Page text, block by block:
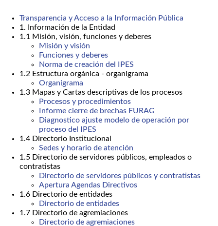
Transparencia y Acceso a la Información Pública
1. Información de la Entidad
1.1 Misión, visión, funciones y deberes
Misión y visión
Funciones y deberes
Norma de creación del IPES
1.2 Estructura orgánica - organigrama
Organigrama
1.3 Mapas y Cartas descriptivas de los procesos
Procesos y procedimientos
Informe cierre de brechas FURAG
Diagnostico ajuste modelo de operación por
proceso del IPES
1.4 Directorio Institucional
Sedes y horario de atención
1.5 Directorio de servidores públicos, empleados o
contratistas
Directorio de servidores públicos y contratistas
Apertura Agendas Directivos
1.6 Directorio de entidades
Directorio de entidades
1.7 Directorio de agremiaciones
Directorio de agremiaciones